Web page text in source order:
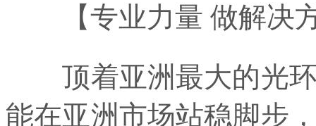
【专业力量 做解决
顶着亚洲最大的光环
能在亚洲市场站稳脚步